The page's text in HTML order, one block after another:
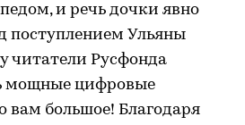
и речь дочки явно
поступлением Ульяны
читатели Русфонда
мощные цифровые
вам большое! Благодаря